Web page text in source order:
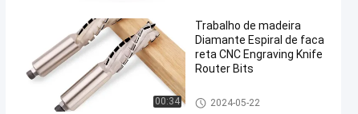
00:34
Trabalho de madeira
Diamante Espiral de faca
reta CNC Engraving Knife
Router Bits
Bits do roteador PCD
2024-05-22